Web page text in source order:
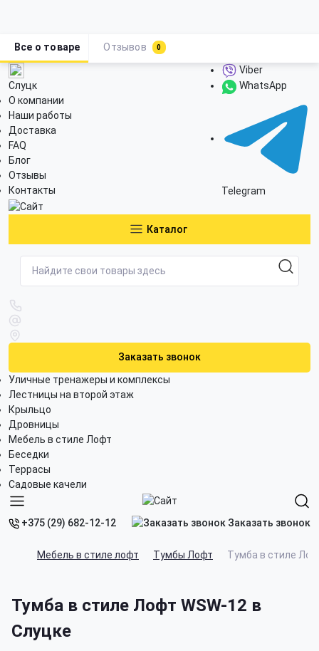
Слуцк
О компании
Наши работы
Доставка
FAQ
Блог
Отзывы
Контакты
Viber
WhatsApp
Telegram
Каталог
Заказать звонок
Уличные тренажеры и комплексы
Лестницы на второй этаж
Крыльцо
Дровницы
Мебель в стиле Лофт
Беседки
Террасы
Садовые качели
+375 (29) 682-12-12 Заказать звонок
Мебель в стиле лофт Тумбы Лофт Тумба в стиле
Тумба в стиле Лофт WSW-12 в
Слуцке
Все о товаре Отзывов 0